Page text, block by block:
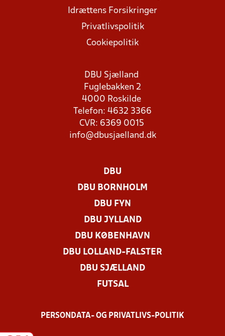
Idrættens Forsikringer
Privatlivspolitik
Cookiepolitik
DBU Sjælland
Fuglebakken 2
4000 Roskilde
Telefon: 4632 3366
CVR: 6369 0015
info@dbusjaelland.dk
DBU
DBU BORNHOLM
DBU FYN
DBU JYLLAND
DBU KØBENHAVN
DBU LOLLAND-FALSTER
DBU SJÆLLAND
FUTSAL
PERSONDATA- OG PRIVATLIVS-POLITIK